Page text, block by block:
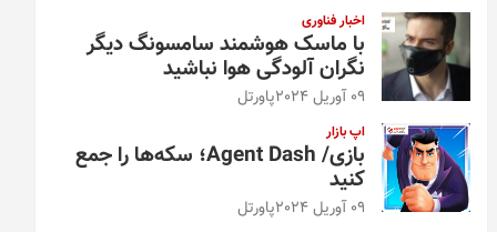
اخبار فناوری
با ماسک هوشمند سامسونگ دیگر
نگران آلودگی هوا نباشید
09 آوریل 2024 پاورتل
اپ بازار
بازی/ Agent Dash؛ سکه‌ها را جمع
کنید
09 آوریل 2024 پاورتل